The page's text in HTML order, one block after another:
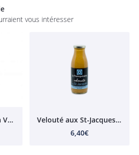
REJOIGNEZ-
vous intéresser
Soupe de Poisson La Vendéenne
Velouté aux St-Jacques 500 ml
6,40€